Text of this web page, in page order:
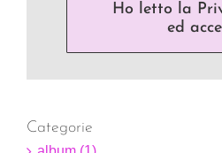
Ho letto la
ed
Categorie